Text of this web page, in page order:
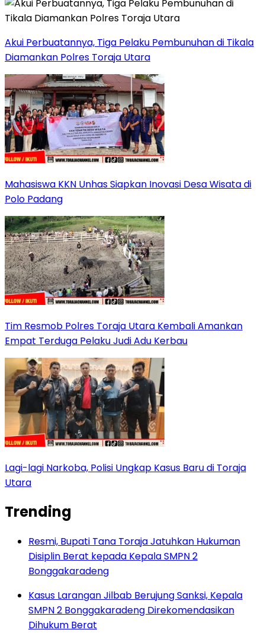
Akui Perbuatannya, Tiga Pelaku Pembunuhan di Tikala
Diamankan Polres Toraja Utara
Mahasiswa KKN Unhas Siapkan Inovasi Desa Wisata di
Polo Padang
Tim Resmob Polres Toraja Utara Kembali Amankan
Empat Terduga Pelaku Judi Adu Kerbau
Lagi-lagi Narkoba, Polisi Ungkap Kasus Baru di Toraja
Utara
Trending
Resmi, Bupati Tana Toraja Jatuhkan Hukuman
Disiplin Berat kepada Kepala SMPN 2
Bonggakaradeng
Kasus Larangan Jilbab Berujung Sanksi, Kepala
SMPN 2 Bonggakaradeng Direkomendasikan
Dihukum Berat